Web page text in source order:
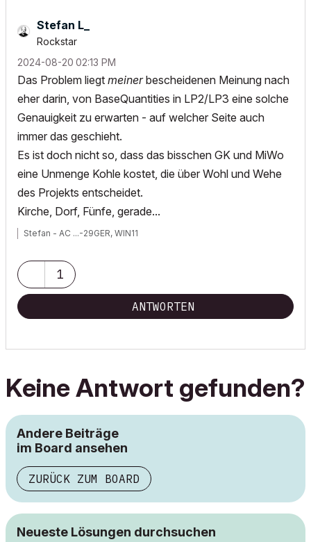
Stefan L_
Rockstar
‎2024-08-20 02:13 PM
Das Problem liegt meinerbescheidenen Meinung nach
eher darin, von BaseQuantities in LP2/LP3 eine solche
Genauigkeit zu erwarten - auf welcher Seite auch
immer das geschieht.
Es ist doch nicht so, dass das bisschen GK und MiWo
eine Unmenge Kohle kostet, die über Wohl und Wehe
des Projekts entscheidet.
Kirche, Dorf, Fünfe, gerade...
Stefan - AC ...-29GER, WIN11
1
ANTWORTEN
Keine Antwort gefunden?
Andere Beiträge
im Board ansehen
ZURÜCK ZUM BOARD
Neueste Lösungen durchsuchen